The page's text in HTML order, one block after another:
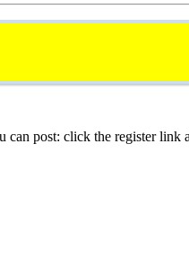
can post: click the register link